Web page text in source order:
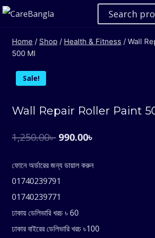
Skip
content
Search
Home / Shop / Health & Fitness / Wall
500 Ml
Sale!
Wall Repair Roller Paint
1,250.00৳ Original
was:
1,250.00৳ .
990.00৳
ফোনে অর্ডারের জন্য ডায়াল করুন
01740239791
01740239771
ঢাকায় ডেলিভারি খরচ ৳ 60
ঢাকার বাইরের ডেলিভারি খরচ ৳100